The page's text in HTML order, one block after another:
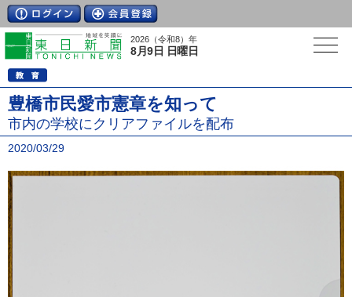
2026（令和8）年
8月9日 日曜日
豊橋市民愛市憲章を知って
市内の学校にクリアファイルを配布
2020/03/29